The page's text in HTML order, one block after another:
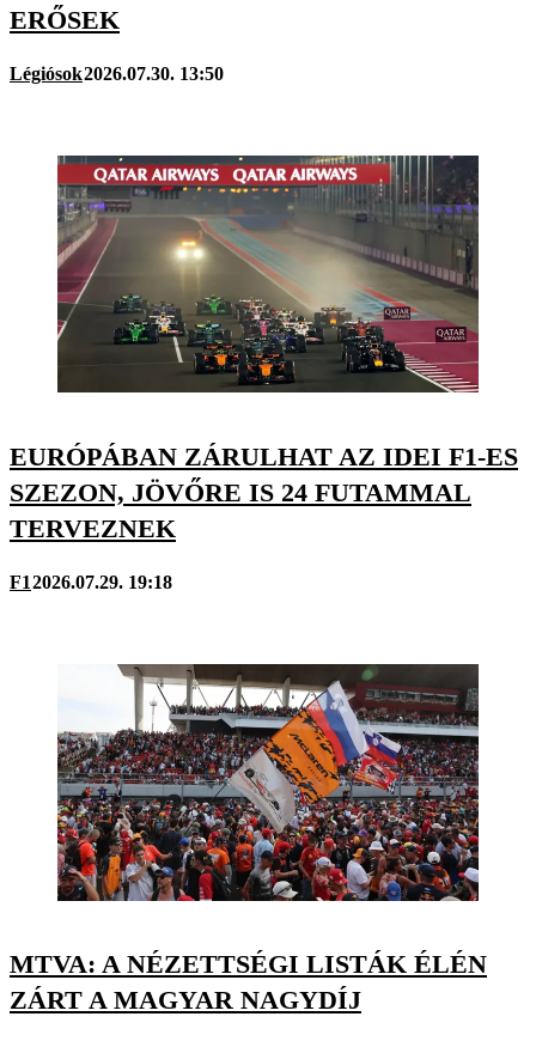
ERŐSEK
Légiósok2026.07.30. 13:50
EURÓPÁBAN ZÁRULHAT AZ IDEI F1-ES
SZEZON, JÖVŐRE IS 24 FUTAMMAL
TERVEZNEK
F12026.07.29. 19:18
MTVA: A NÉZETTSÉGI LISTÁK ÉLÉN
ZÁRT A MAGYAR NAGYDÍJ